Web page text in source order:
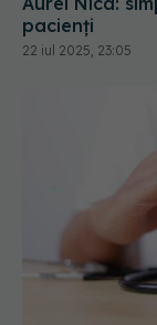
CNAS: Nu
persoanelor
29 aug 2025, 17:41